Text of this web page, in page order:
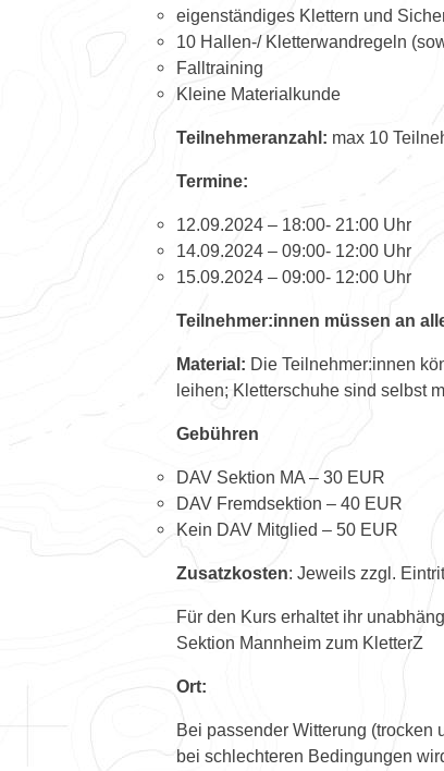
eigenständiges Klettern und
10 Hallen-/ Kletterwandregeln
Falltraining
Kleine Materialkunde
Teilnehmeranzahl: max 10
Termine:
12.09.2024 – 18:00- 21:00 Uhr
14.09.2024 – 09:00- 12:00 Uhr
15.09.2024 – 09:00- 12:00 Uhr
Teilnehmer:innen müssen an
Material: Die Teilnehmer:innen
leihen; Kletterschuhe sind selbst
Gebühren
DAV Sektion MA – 30 EUR
DAV Fremdsektion – 40 EUR
Kein DAV Mitglied – 50 EUR
Zusatzkosten: Jeweils zzgl.
Für den Kurs erhaltet ihr
Sektion Mannheim zum KletterZ
Ort:
Bei passender Witterung (trocken
bei schlechteren Bedingungen